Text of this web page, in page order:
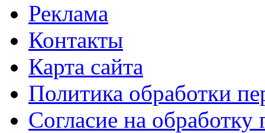
Реклама
Контакты
Карта сайта
Политика обработки
Согласие на